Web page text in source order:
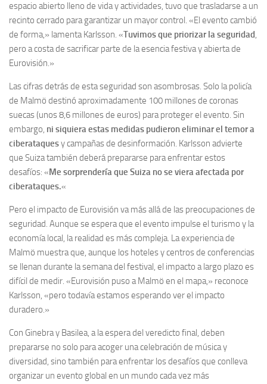
espacio abierto lleno de vida y actividades, tuvo que trasladarse a un
recinto cerrado para garantizar un mayor control. «El evento cambió
de forma,» lamenta Karlsson. «Tuvimos que priorizar la seguridad,
pero a costa de sacrificar parte de la esencia festiva y abierta de
Eurovisión.»
Las cifras detrás de esta seguridad son asombrosas. Solo la policía
de Malmö destinó aproximadamente 100 millones de coronas
suecas (unos 8,6 millones de euros) para proteger el evento. Sin
embargo, ni siquiera estas medidas pudieron eliminar el temor a
ciberataquesy campañas de desinformación. Karlsson advierte
que Suiza también deberá prepararse para enfrentar estos
desafíos: «Me sorprendería que Suiza no se viera afectada por
ciberataques.«
Pero el impacto de Eurovisión va más allá de las preocupaciones de
seguridad. Aunque se espera que el evento impulse el turismo y la
economía local, la realidad es más compleja. La experiencia de
Malmö muestra que, aunque los hoteles y centros de conferencias
se llenan durante la semana del festival, el impacto a largo plazo es
difícil de medir. «Eurovisión puso a Malmö en el mapa,» reconoce
Karlsson, «pero todavía estamos esperando ver el impacto
duradero.»
Con Ginebra y Basilea, a la espera del veredicto final, deben
prepararse no solo para acoger una celebración de música y
diversidad, sino también para enfrentar los desafíos que conlleva
organizar un evento global en un mundo cada vez más